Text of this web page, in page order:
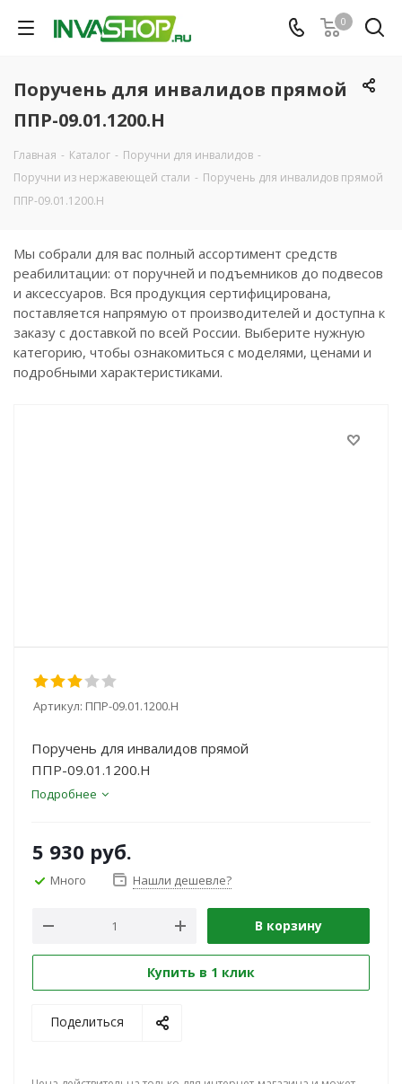
0
Поручень для инвалидов прямой
ППР-09.01.1200.Н
Главная - Каталог - Поручни для инвалидов -
Поручни из нержавеющей стали - Поручень для инвалидов прямой
ППР-09.01.1200.Н
Мы собрали для вас полный ассортимент средств
реабилитации: от поручней и подъемников до подвесов
и аксессуаров. Вся продукция сертифицирована,
поставляется напрямую от производителей и доступна к
заказу с доставкой по всей России. Выберите нужную
категорию, чтобы ознакомиться с моделями, ценами и
подробными характеристиками.
Артикул: ППР-09.01.1200.Н
Поручень для инвалидов прямой
ППР-09.01.1200.Н
Подробнее
5 930 руб.
Много Нашли дешевле?
В корзину
Купить в 1 клик
Поделиться